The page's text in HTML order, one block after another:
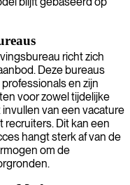
richt zich
Deze bureaus
en zijn
voor zowel tijdelijke
van een vacature
Dit kan een
hangt sterk af van de
om de